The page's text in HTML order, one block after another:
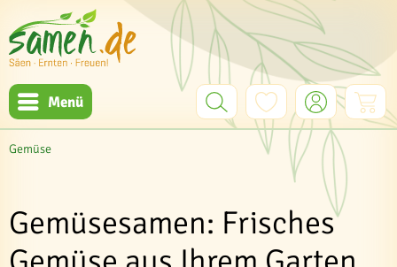
Menü
Gemüse
Gemüsesamen: Frisches